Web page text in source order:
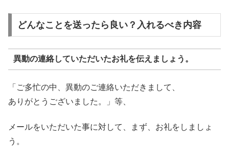
どんなことを送ったら良い？入れるべき内容
異動の連絡していただいたお礼を伝えましょう。
「ご多忙の中、異動のご連絡いただきまして、
ありがとうございました。」等、
メールをいただいた事に対して、まず、お礼をしましょ
う。